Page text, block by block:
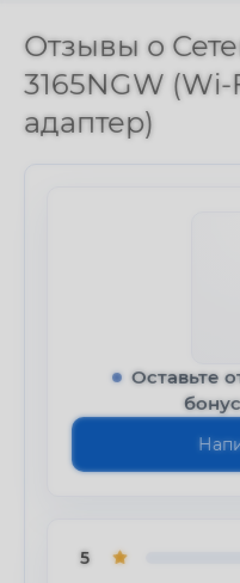
Отзывы о
3165NGW
адаптер)
Оставьте
5